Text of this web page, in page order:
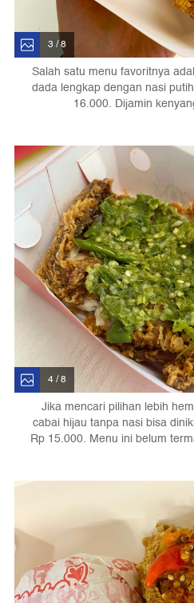
3 / 8
Salah satu menu favoritnya
dada lengkap dengan nasi
16.000. Dijamin
4 / 8
Jika mencari pilihan lebih
cabai hijau tanpa nasi bisa
Rp 15.000. Menu ini belum